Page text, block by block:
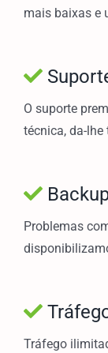
mais baixas e
O suporte
técnica, da-
Problemas
Tráfego